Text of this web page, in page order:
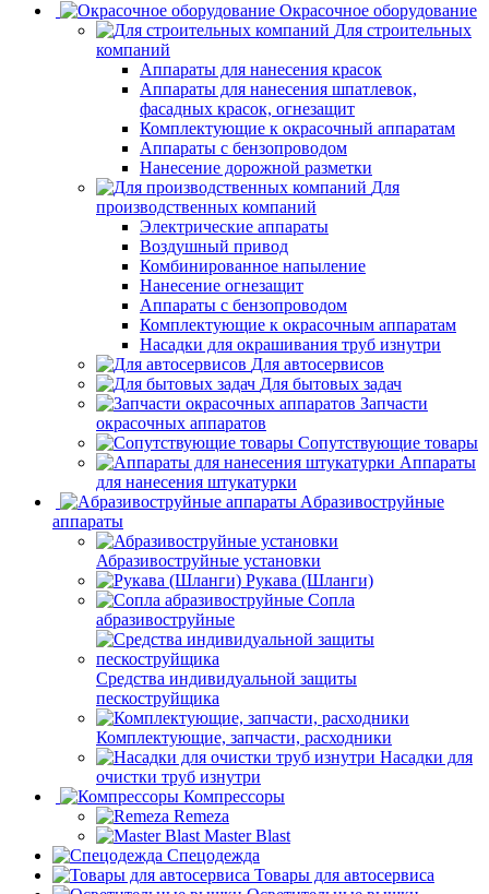
Окрасочное оборудование
Для строительных
компаний
Аппараты для нанесения красок
Аппараты для нанесения шпатлевок,
фасадных красок, огнезащит
Комплектующие к окрасочный аппаратам
Аппараты с бензопроводом
Нанесение дорожной разметки
Для
производственных компаний
Электрические аппараты
Воздушный привод
Комбинированное напыление
Нанесение огнезащит
Аппараты с бензопроводом
Комплектующие к окрасочным аппаратам
Насадки для окрашивания труб изнутри
Для автосервисов
Для бытовых задач
Запчасти
окрасочных аппаратов
Сопутствующие товары
Аппараты
для нанесения штукатурки
Aбразивоструйные
аппараты
Абразивоструйные установки
Рукава (Шланги)
Сопла
абразивоструйные
Средства индивидуальной защиты
пескоструйщика
Комплектующие, запчасти, расходники
Насадки для
очистки труб изнутри
Компрессоры
Remeza
Master Blast
Спецодежда
Товары для автосервиса